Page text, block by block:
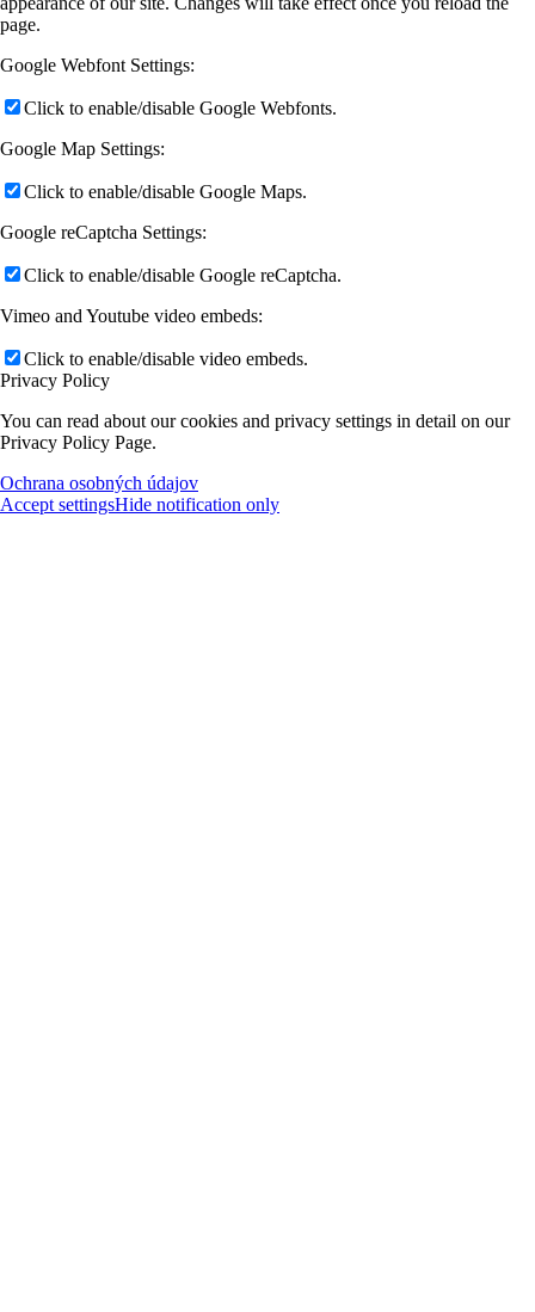
page.
Google Webfont Settings:
Click to enable/disable Google Webfonts.
Google Map Settings:
Click to enable/disable Google Maps.
Google reCaptcha Settings:
Click to enable/disable Google reCaptcha.
Vimeo and Youtube video embeds:
Click to enable/disable video embeds.
Privacy Policy
You can read about our cookies and privacy settings in detail on our
Privacy Policy Page.
Ochrana osobných údajov
Accept settingsHide notification only